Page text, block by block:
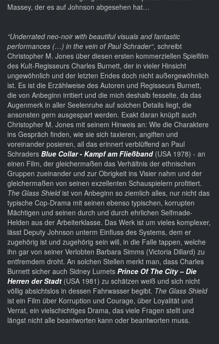
Massey, der es auf Johnson abgesehen hat…
“Underrated neo-noir with beautiful visuals and fantastic
performances (…) in the vein of Paul Schrader“, schreibt
Christopher M. Jones über diesen ersten kommerziellen Spielfilm
des Kult-Regisseurs Charles Burnett, der in vieler Hinsicht
ungewöhnlich und der letzten Endes doch nicht außergewöhnlich
ist. Es ist die Erzählweise des Autoren und Regisseurs Burnett,
die von Anbeginn irritiert und die mich deshalb fesselte, da das
Augenmerk in aller Seelenruhe auf solchen Details liegt, die
ansonsten gern ausgespart werden. Exakt daran knüpft auch
Christopher M. Jones mit seinem Hinweis an: Wie die Charaktere
ins Gespräch finden, wie sie sich taxieren, angiften und
voreinander posieren, all das erinnert verblüffend an Paul
Schraders Blue Collar - Kampf am Fließband (USA 1978) - an
einen Film, der gleichermaßen das Verhältnis der ethnischen
Gruppen zueinander und zur Obrigkeit ins Visier nahm und der
gleichermaßen von seinen exzellenten Schauspielern profitiert.
The Glass Shieldist von Anbeginn so ziemlich alles, nur nicht das
typische Cop-Drama mit seinen ebenso typischen, korrupten
Mächtigen und seinen durch und durch ehrlichen Selfmade-
Helden aus der Arbeiterklasse. Das Werk ist um vieles komplexer,
lässt Deputy Johnson unterm Einfluss des Systems, dem er
zugehörig ist und zugehörig sein will, in die Falle tappen, welche
ihn gar von seiner Verlobten Barbara Simms (Victoria Dillard) zu
entfremdem droht. An solchen Stellen merkt man, dass Charles
Burnett sicher auch Sidney Lumets Prince Of The City – Die
Herren der Stadt (USA 1981) zu schätzen weiß und sich nicht
völlig absichtslos in dessen Fahrwasser begibt. The Glass Shield
ist ein Film über Korruption und Courage, über Loyalität und
Verrat, ein vielschichtiges Drama, das viele Fragen stellt und
längst nicht alle beantworten kann oder beantworten muss.